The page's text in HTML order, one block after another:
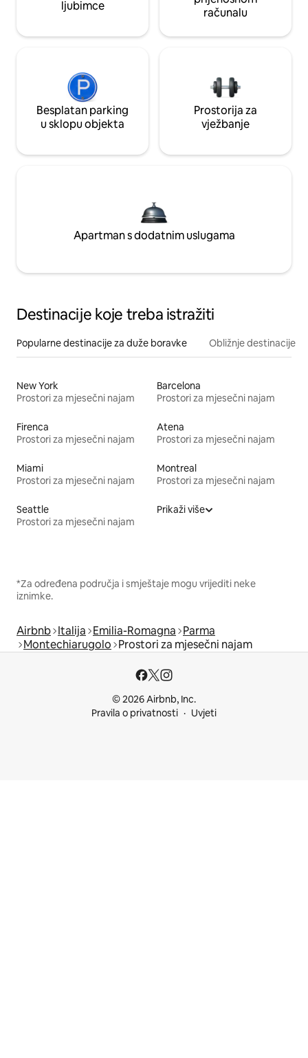
ljubimce
računalu
Besplatan parking
u sklopu objekta
Prostorija za
vježbanje
Apartman s dodatnim uslugama
Destinacije koje treba istražiti
Popularne destinacije za duže boravke Obližnje destinacije
New York
Prostori za mjesečni najam
Barcelona
Prostori za mjesečni najam
Firenca
Prostori za mjesečni najam
Atena
Prostori za mjesečni najam
Miami
Prostori za mjesečni najam
Montreal
Prostori za mjesečni najam
Seattle
Prostori za mjesečni najam
Prikaži više
*Za određena područja i smještaje mogu vrijediti neke
iznimke.
Airbnb Italija Emilia-Romagna Parma
Montechiarugolo Prostori za mjesečni najam
© 2026 Airbnb, Inc.
Pravila o privatnosti
Uvjeti